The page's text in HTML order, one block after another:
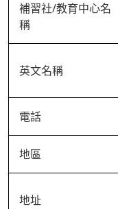
補習社/教育中心名
稱
英文名稱
電話
地區
地址